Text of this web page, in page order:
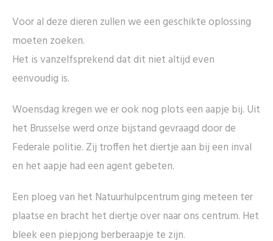
Voor al deze dieren zullen we een geschikte oplossing
moeten zoeken.
Het is vanzelfsprekend dat dit niet altijd even
eenvoudig is.
Woensdag kregen we er ook nog plots een aapje bij. Uit
het Brusselse werd onze bijstand gevraagd door de
Federale politie. Zij troffen het diertje aan bij een inval
en het aapje had een agent gebeten.
Een ploeg van het Natuurhulpcentrum ging meteen ter
plaatse en bracht het diertje over naar ons centrum. Het
bleek een piepjong berberaapje te zijn.